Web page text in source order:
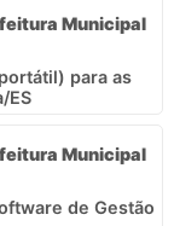
Municipal
para as
ES
Municipal
de Gestão